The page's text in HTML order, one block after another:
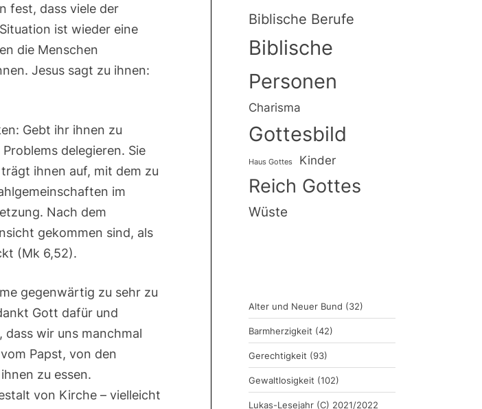
fest, dass viele der
ist wieder eine
die Menschen
Jesus sagt zu ihnen:
Gebt ihr ihnen zu
delegieren. Sie
ihnen auf, mit dem zu
im
Nach dem
gekommen sind, als
(Mk 6,52).
gegenwärtig zu sehr zu
Gott dafür und
wir uns manchmal
Papst, von den
zu essen.
von Kirche – vielleicht
Biblische Berufe
Biblische
Personen
Charisma
Gottesbild
Haus Gottes Kinder
Reich Gottes
Wüste
Alter und Neuer Bund (32)
Barmherzigkeit (42)
Gerechtigkeit (93)
Gewaltlosigkeit (102)
Lukas-Lesejahr (C) 2021/2022